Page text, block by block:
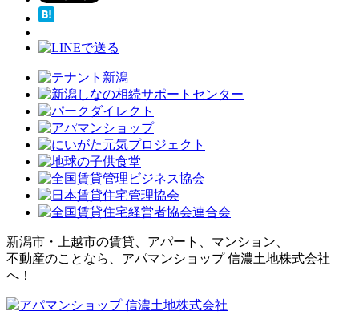
新潟市・上越市の賃貸、アパート、マンション、
不動産のことなら、アパマンショップ 信濃土地株式会社
へ！